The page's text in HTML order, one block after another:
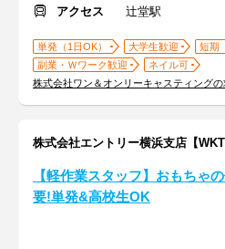
アクセス
辻堂駅
単発（1日OK） 大学生歓迎
短期
副業・Ｗワーク歓迎
ネイル可
株式会社ワン＆オンリーキャスティング
株式会社エントリー横浜支店【WKT
【軽作業スタッフ】おもちゃ
要!単発&高校生OK